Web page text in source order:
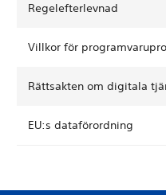
Regelefterlevnad
Villkor för
Rättsakten om digitala
EU:s dataförordning